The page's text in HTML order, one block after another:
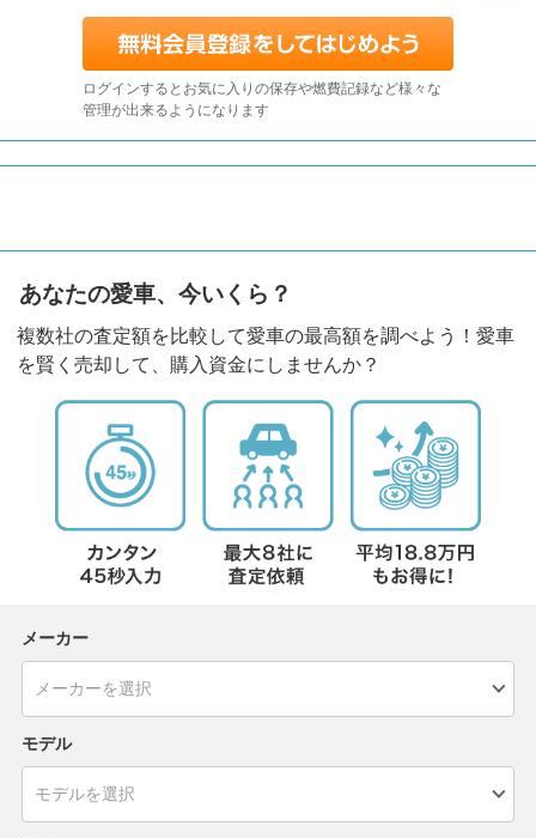
ログインするとお気に入りの保存や燃費記録など様々な
管理が出来るようになります
あなたの愛車、今いくら？
複数社の査定額を比較して愛車の最高額を調べよう！愛車
を賢く売却して、購入資金にしませんか？
メーカー
モデル